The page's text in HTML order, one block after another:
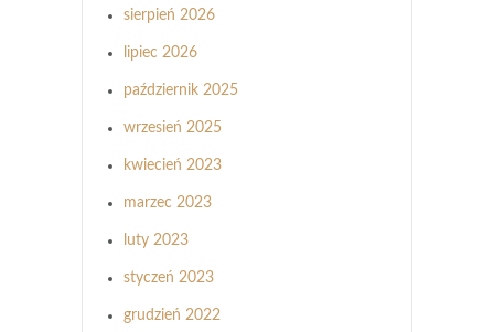
sierpień 2026
lipiec 2026
październik 2025
wrzesień 2025
kwiecień 2023
marzec 2023
luty 2023
styczeń 2023
grudzień 2022